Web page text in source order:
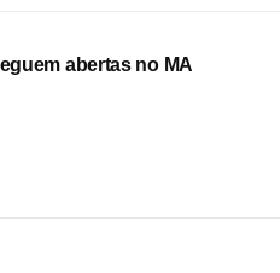
abertas no MA